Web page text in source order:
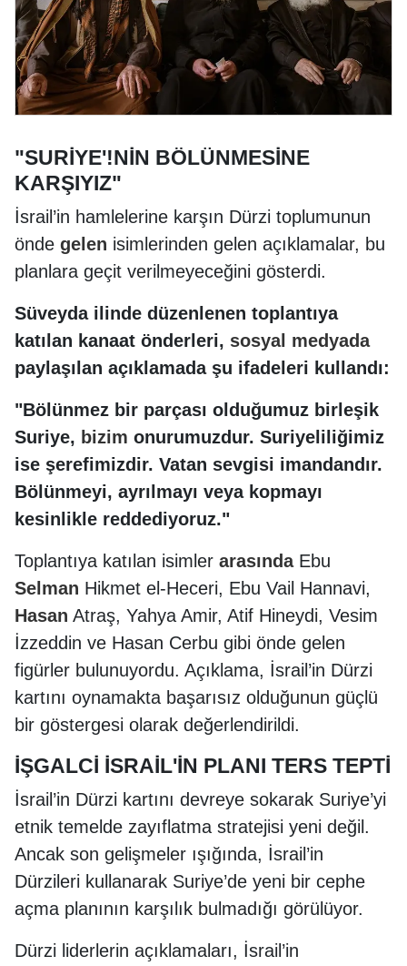
"SURİYE'!NİN BÖLÜNMESİNE
KARŞIYIZ"
İsrail’in hamlelerine karşın Dürzi toplumunun
önde gelen isimlerinden gelen açıklamalar, bu
planlara geçit verilmeyeceğini gösterdi.
Süveyda ilinde düzenlenen toplantıya
katılan kanaat önderleri, sosyal medyada
paylaşılan açıklamada şu ifadeleri kullandı:
"Bölünmez bir parçası olduğumuz birleşik
Suriye, bizim onurumuzdur. Suriyeliliğimiz
ise şerefimizdir. Vatan sevgisi imandandır.
Bölünmeyi, ayrılmayı veya kopmayı
kesinlikle reddediyoruz."
Toplantıya katılan isimler arasındaEbu
Selman Hikmet el-Heceri, Ebu Vail Hannavi,
Hasan Atraş, Yahya Amir, Atif Hineydi, Vesim
İzzeddin ve Hasan Cerbu gibi önde gelen
figürler bulunuyordu. Açıklama, İsrail’in Dürzi
kartını oynamakta başarısız olduğunun güçlü
bir göstergesi olarak değerlendirildi.
İŞGALCİ İSRAİL'İN PLANI TERS TEPTİ
İsrail’in Dürzi kartını devreye sokarak Suriye’yi
etnik temelde zayıflatma stratejisi yeni değil.
Ancak son gelişmeler ışığında, İsrail’in
Dürzileri kullanarak Suriye’de yeni bir cephe
açma planının karşılık bulmadığı görülüyor.
Dürzi liderlerin açıklamaları, İsrail’in